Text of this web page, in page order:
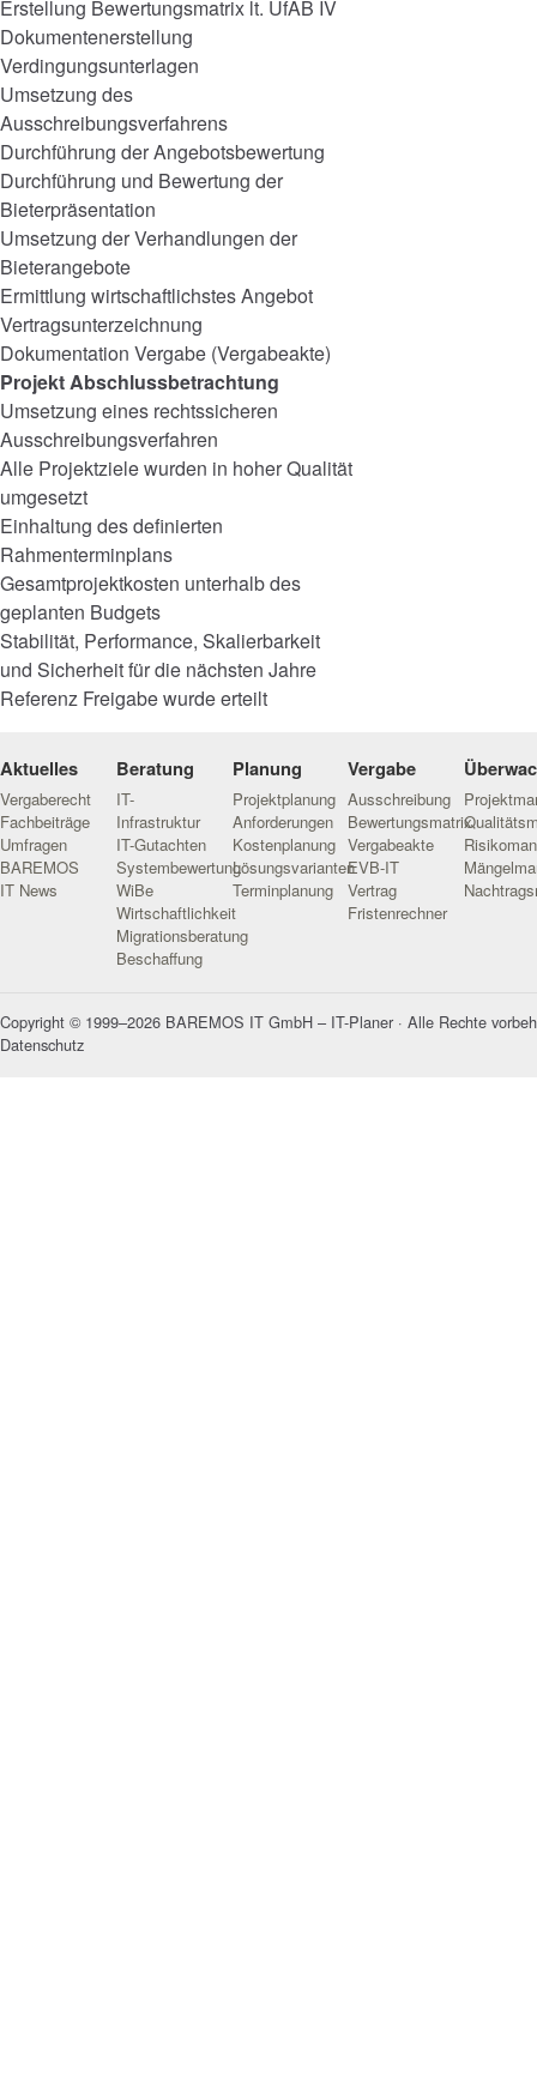
Erstellung Bewertungsmatrix lt. UfAB IV
Dokumentenerstellung
Verdingungsunterlagen
Umsetzung des
Ausschreibungsverfahrens
Durchführung der Angebotsbewertung
Durchführung und Bewertung der
Bieterpräsentation
Umsetzung der Verhandlungen der
Bieterangebote
Ermittlung wirtschaftlichstes Angebot
Vertragsunterzeichnung
Dokumentation Vergabe (Vergabeakte)
Projekt Abschlussbetrachtung
Umsetzung eines rechtssicheren
Ausschreibungsverfahren
Alle Projektziele wurden in hoher Qualität
umgesetzt
Einhaltung des definierten
Rahmenterminplans
Gesamtprojektkosten unterhalb des
geplanten Budgets
Stabilität, Performance, Skalierbarkeit
und Sicherheit für die nächsten Jahre
Referenz Freigabe wurde erteilt
Aktuelles
Vergaberecht
Fachbeiträge
Umfragen
BAREMOS
IT News
Beratung
IT-
Infrastruktur
IT-Gutachten
Systembewertung
WiBe
Wirtschaftlichkeit
Migrationsberatung
Beschaffung
Planung
Projektplanung
Anforderungen
Kostenplanung
Lösungsvarianten
Terminplanung
Vergabe
Ausschreibung
Bewertungsmatrix
Vergabeakte
EVB-IT
Vertrag
Fristenrechner
Copyright © 1999–2026 BAREMOS IT GmbH – IT-Planer · Alle Rechte
Datenschutz